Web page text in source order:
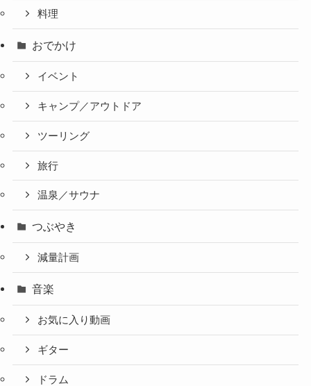
料理
おでかけ
イベント
キャンプ／アウトドア
ツーリング
旅行
温泉／サウナ
つぶやき
減量計画
音楽
お気に入り動画
ギター
ドラム